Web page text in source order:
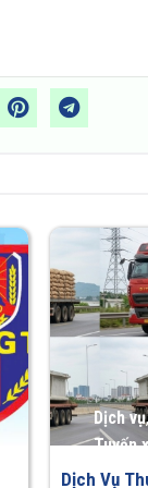
Dịch vụ
Tuyến
Dịch Vụ